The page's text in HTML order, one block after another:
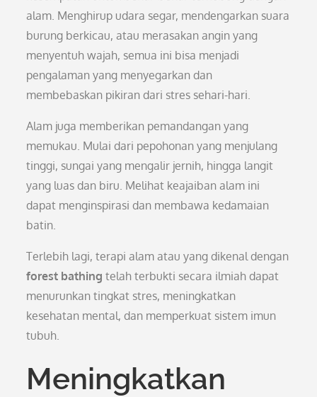
alam. Menghirup udara segar, mendengarkan suara
burung berkicau, atau merasakan angin yang
menyentuh wajah, semua ini bisa menjadi
pengalaman yang menyegarkan dan
membebaskan pikiran dari stres sehari-hari.
Alam juga memberikan pemandangan yang
memukau. Mulai dari pepohonan yang menjulang
tinggi, sungai yang mengalir jernih, hingga langit
yang luas dan biru. Melihat keajaiban alam ini
dapat menginspirasi dan membawa kedamaian
batin.
Terlebih lagi, terapi alam atau yang dikenal dengan
forest bathing telah terbukti secara ilmiah dapat
menurunkan tingkat stres, meningkatkan
kesehatan mental, dan memperkuat sistem imun
tubuh.
Meningkatkan